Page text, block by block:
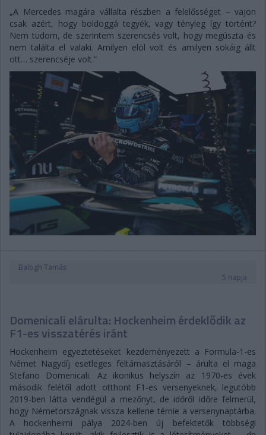
„A Mercedes magára vállalta részben a felelősséget – vajon
csak azért, hogy boldoggá tegyék, vagy tényleg így történt?
Nem tudom, de szerintem szerencsés volt, hogy megúszta és
nem találta el valaki. Amilyen elöl volt és amilyen sokáig állt
ott… szerencséje volt.”
Balogh Tamás
5 napja
Domenicali elárulta: Hockenheim érdeklődik az
F1-es visszatérés iránt
Hockenheim egyeztetéseket kezdeményezett a Formula-1-es
Német Nagydíj esetleges feltámasztásáról – árulta el maga
Stefano Domenicali. Az ikonikus helyszín az 1970-es évek
második felétől adott otthont F1-es versenyeknek, legutóbb
2019-ben látta vendégül a mezőnyt, de időről időre felmerül,
hogy Németországnak vissza kellene térnie a versenynaptárba.
A hockenheimi pálya 2024-ben új befektetők többségi